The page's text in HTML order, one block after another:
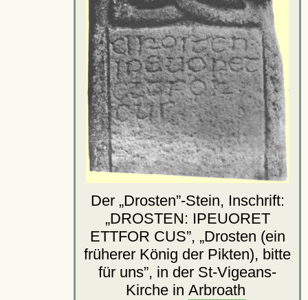
Der Drosten -Stein, Inschrift:
DROSTEN: IPEUORET
ETTFOR CUS , Drosten (ein
früherer König der Pikten), bitte
für uns , in der St-Vigeans-
Kirche in Arbroath